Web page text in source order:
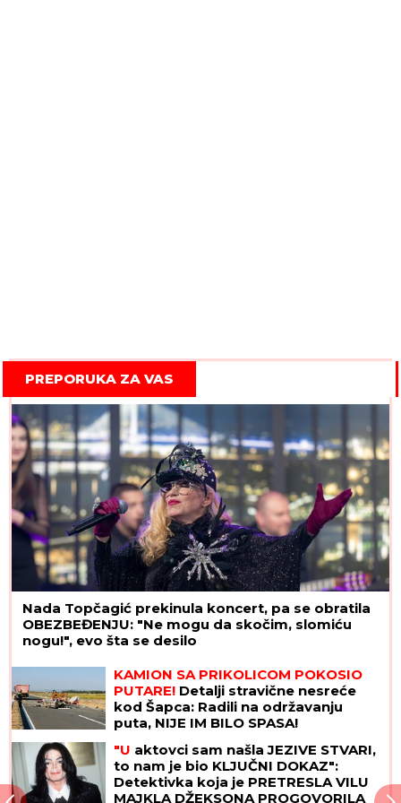
PREPORUKA ZA VAS
Nada Topčagić prekinula koncert, pa se obratila
OBEZBEĐENJU: "Ne mogu da skočim, slomiću
nogu!", evo šta se desilo
KAMION SA PRIKOLICOM POKOSIO
PUTARE! Detalji stravične nesreće
kod Šapca: Radili na održavanju
puta, NIJE IM BILO SPASA!
"U aktovci sam našla JEZIVE STVARI,
to nam je bio KLJUČNI DOKAZ":
Detektivka koja je PRETRESLA VILU
MAJKLA DŽEKSONA PROGOVORILA